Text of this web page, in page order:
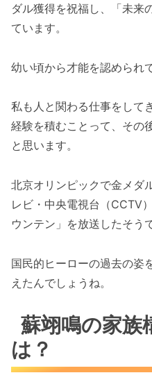
ダル獲得を祝福し、「未来
ています。
幼い頃から才能を認められ
私も人と関わる仕事をして
経験を積むことって、その
と思います。
北京オリンピックで金メダ
レビ・中央電視台（CCTV
ウンテン」を放送したそう
国民的ヒーローの過去の姿
えたんでしょうね。
蘇翊鳴の家族
は？